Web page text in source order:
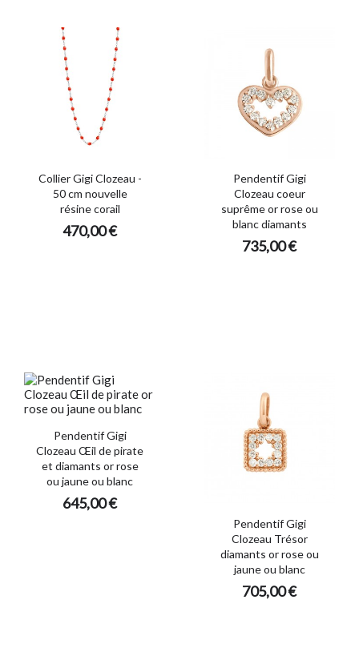
Collier Gigi Clozeau -
50 cm nouvelle
résine corail
470,00 €
Pendentif Gigi
Clozeau coeur
suprême or rose ou
blanc diamants
735,00 €
Pendentif Gigi
Clozeau Œil de pirate
et diamants or rose
ou jaune ou blanc
645,00 €
Pendentif Gigi
Clozeau Trésor
diamants or rose ou
jaune ou blanc
705,00 €